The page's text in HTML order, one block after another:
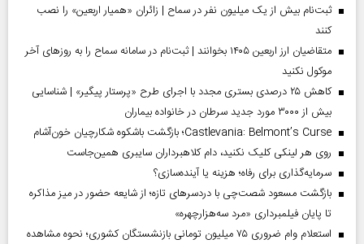
ثبت‌نام بیش از یک میلیون نفر در سماح | زائران «همیار اربعین» را نصب
کنند
متقاضیان ارز اربعین ۱۴۰۵ بخوانند | ثبت‌نام در سامانه سماح را به روز‌های آخر
موکول نکنید
کاهش ۲۵ درصدی بستری مجدد با اجرای طرح «پرستار پیگیر» | شناسایی
بیش از ۳۰۰۰ مورد جدید سرطان در خانواده بیماران
Castlevania: Belmont’s Curse؛ بازگشت باشکوه شکارچیان خون‌آشام
روی هر لینکی کلیک نکنید، دام کلاهبرداران سایبری همین‌جاست
سرمایه‌گذاری برای رفاه؛ هزینه یا آینده‌سازی؟
بازگشت مسعود شصت‌چی با دردسر‌های تازه؛ از شایعه حضور در میز مذاکره
تا پایان فیلمبرداری «مرد سه‌هزارچهره»
استعلام وام ضروری ۷۵ میلیون تومانی بازنشستگان کشوری؛ نحوه مشاهده